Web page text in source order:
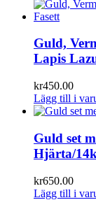
Guld,
Lapis
kr450.00
Lägg till i
Guld set
Hjärta/
kr650.00
Lägg till i